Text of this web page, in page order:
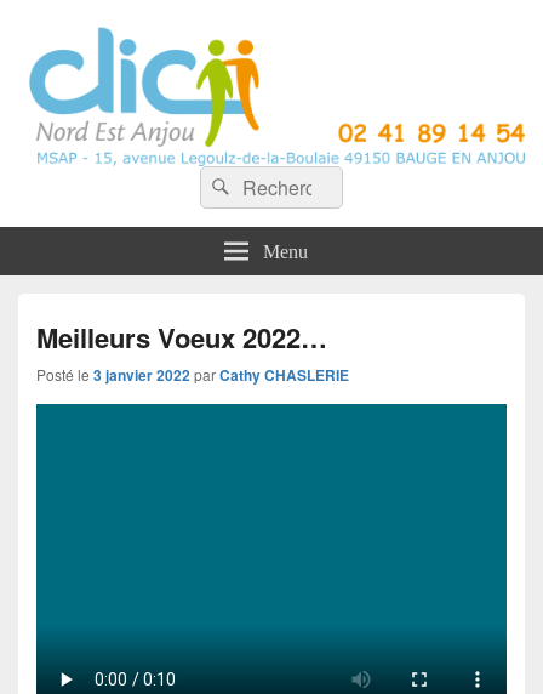
CLIC Nord Est Anjou
Recherche :
Rechercher
Menu
Meilleurs Voeux 2022…
Posté le 3 janvier 2022parCathy CHASLERIE